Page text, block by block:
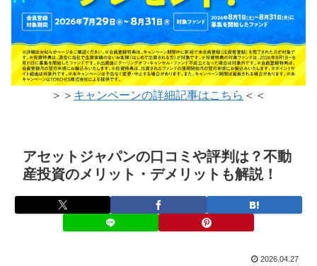
＞＞ キャンペーンの詳細記事はこちら ＜＜
アセットジャパンの口コミや評判は？不動
産投資のメリット・デメリットも解説！
2026.04.27